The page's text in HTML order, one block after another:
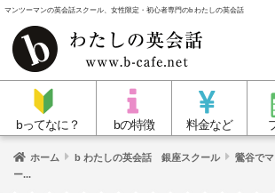
マンツーマンの英会話スクール、女性限定・初心者専門のb わたしの英会話
bってなに？ bの特徴 料金など
ホーム b わたしの英会話 銀座スクール
鶯谷で
ー...